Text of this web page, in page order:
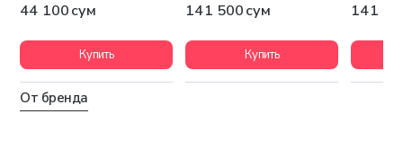
44 100 сум
Купить
141 500 сум
Купить
141
От бренда